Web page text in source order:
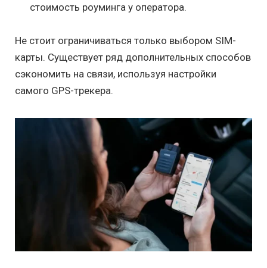
стоимость роуминга у оператора.
Не стоит ограничиваться только выбором SIM-
карты. Существует ряд дополнительных способов
сэкономить на связи, используя настройки
самого GPS-трекера.